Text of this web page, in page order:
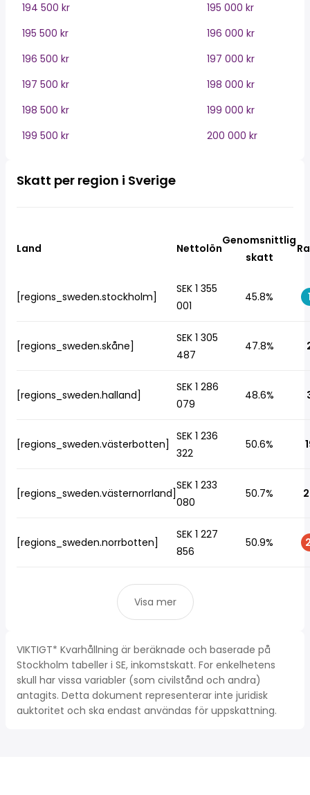
194 500 kr
195 000 kr
195 500 kr
196 000 kr
196 500 kr
197 000 kr
197 500 kr
198 000 kr
198 500 kr
199 000 kr
199 500 kr
200 000 kr
Skatt per region i Sverige
Land Nettolön
Genomsnittlig
skatt
[regions_sweden.stockholm]
SEK 1 355
001
45.8%
[regions_sweden.skåne]
SEK 1 305
487
47.8%
[regions_sweden.halland]
SEK 1 286
079
48.6%
[regions_sweden.västerbotten]
SEK 1 236
322
50.6%
[regions_sweden.västernorrland]
SEK 1 233
080
50.7%
[regions_sweden.norrbotten]
SEK 1 227
856
50.9%
Visa mer
VIKTIGT* Kvarhållning är beräknade och baserade på
Stockholm tabeller i SE, inkomstskatt. For enkelhetens
skull har vissa variabler (som civilstånd och andra)
antagits. Detta dokument representerar inte juridisk
auktoritet och ska endast användas för uppskattning.